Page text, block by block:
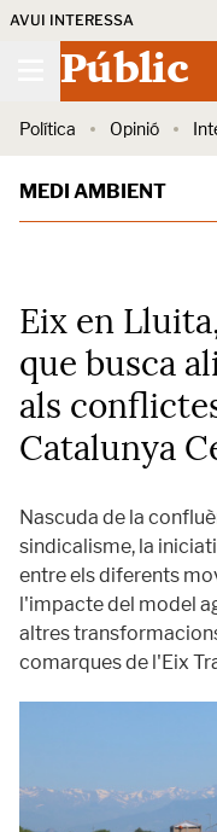
AVUI INTERESSA
Públic
Política Opinió
MEDI AMBIENT
Eix en
que busca
als
Catalunya
Nascuda de la
sindicalisme, la
entre els diferents
l'impacte del model
altres
comarques de l'Eix